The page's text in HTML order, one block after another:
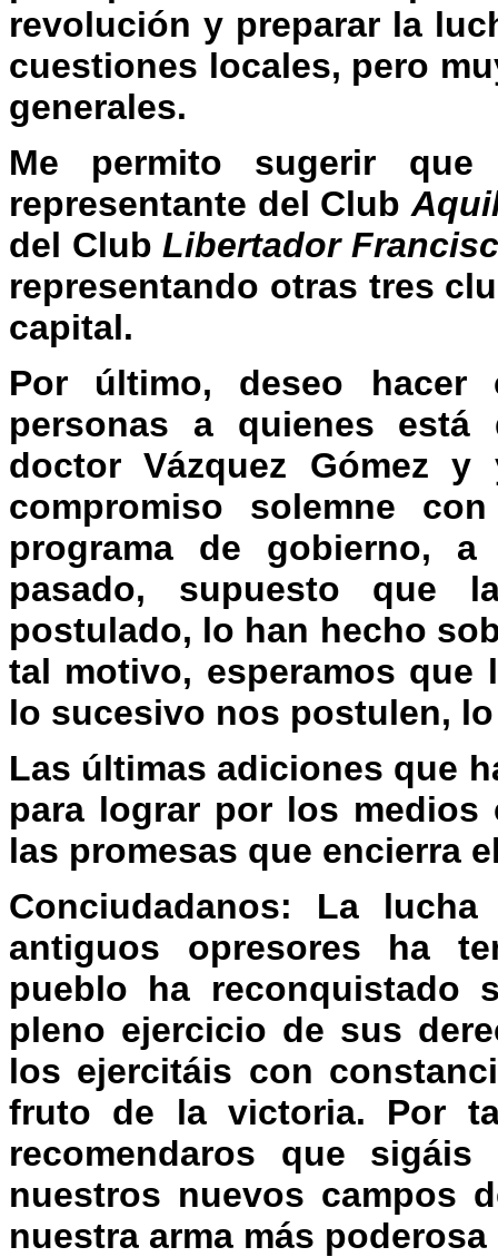
revolución y preparar la
cuestiones locales, pero
generales.
Me permito sugerir
representante del Club
del ClubLibertador
representando otras tres
capital.
Por último, deseo
personas a quienes
doctor Vázquez Gómez
compromiso solemne
programa de gobierno,
pasado, supuesto que
postulado, lo han hecho
tal motivo, esperamos que
lo sucesivo nos postulen,
Las últimas adiciones que
para lograr por los
las promesas que encierra
Conciudadanos: La
antiguos opresores ha
pueblo ha reconquistado
pleno ejercicio de sus
los ejercitáis con
fruto de la victoria. Por
recomendaros que
nuestros nuevos campos
nuestra arma más